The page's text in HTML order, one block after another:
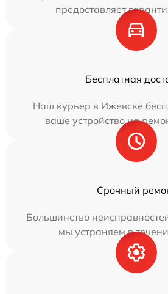
предоставляет
Бесплатная
Наш курьер в Ижевске
ваше устройство на
Срочный
Большинство
мы устраняем в